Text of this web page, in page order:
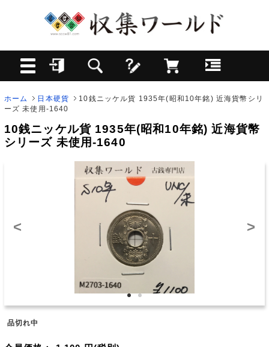
ホーム 日本硬貨
10銭ニッケル貨 1935年(昭和10年銘) 近海貨幣シリ
ーズ 未使用-1640
10銭ニッケル貨 1935年(昭和10年銘) 近海貨幣
シリーズ 未使用-1640
< >
品切れ中